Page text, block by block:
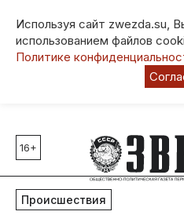
Используя сайт zwezda.su,
использованием файлов
Политике
Главные темы
80 лет Победы
Молодежная столица РФ
16+
Происшествия